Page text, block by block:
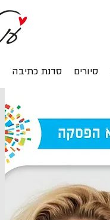
סיורים סדנת כתיבה